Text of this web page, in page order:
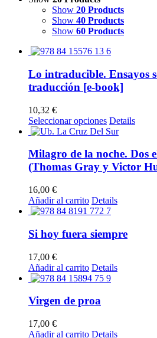
Show 20 Products
Show 40 Products
Show 60 Products
Lo intraducible. Ensayos
traducción [e-book]
10,32 €
Seleccionar opciones Este
producto
múltiples
variantes.
Las
pueden
elegir
la
producto
Details
Milagro de la noche. Dos
(Thomas Gray y Victor
16,00 €
Añadir al carrito Details
Si hoy fuera siempre
17,00 €
Añadir al carrito Details
Virgen de proa
17,00 €
Añadir al carrito Details